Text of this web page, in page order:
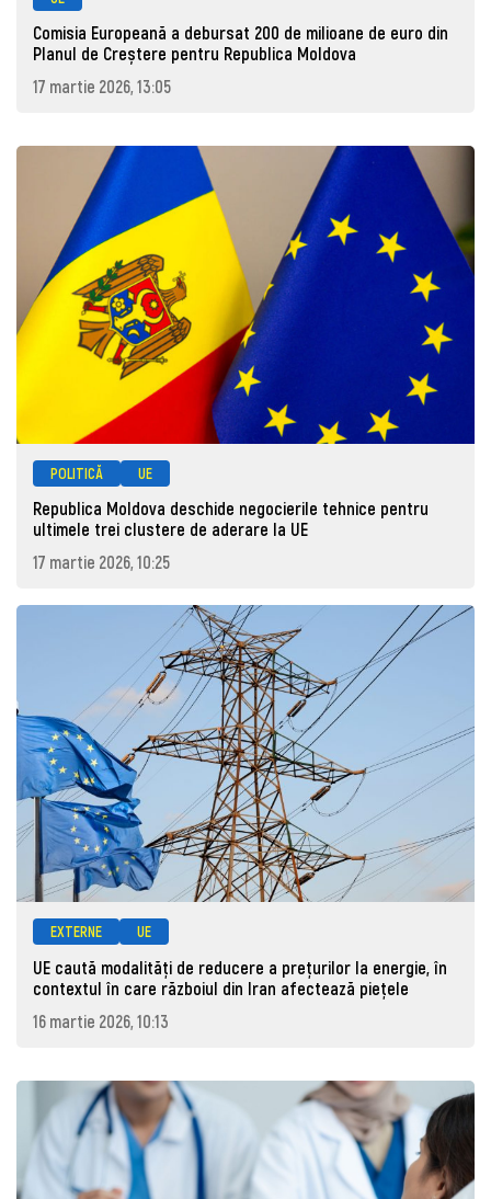
Comisia Europeană a debursat 200 de milioane de euro din
Planul de Creștere pentru Republica Moldova
17 martie 2026, 13:05
POLITICĂ UE
Republica Moldova deschide negocierile tehnice pentru
ultimele trei clustere de aderare la UE
17 martie 2026, 10:25
EXTERNE UE
UE caută modalități de reducere a prețurilor la energie, în
contextul în care războiul din Iran afectează piețele
16 martie 2026, 10:13